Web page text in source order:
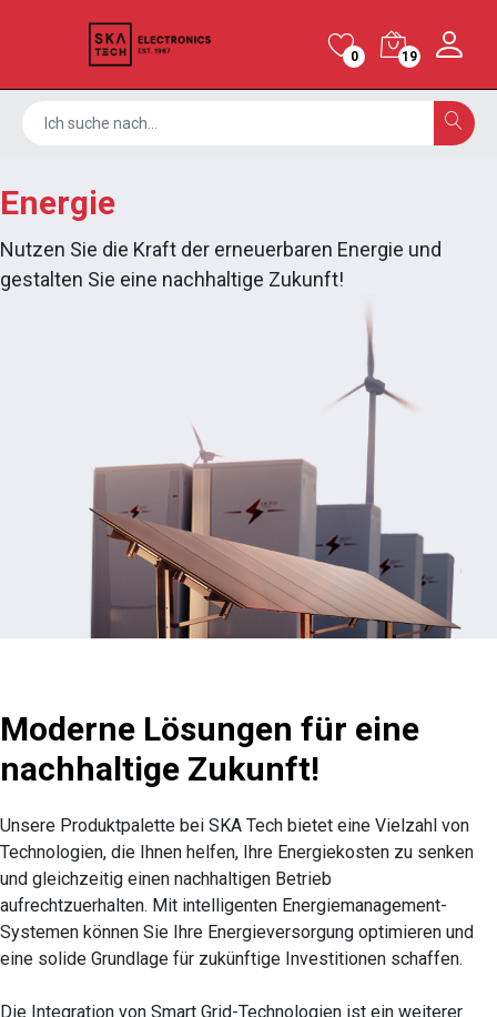
0 19
Energie
Nutzen Sie die Kraft der erneuerbaren Energie und
gestalten Sie eine nachhaltige Zukunft!
Moderne Lösungen für eine
nachhaltige Zukunft!
Unsere Produktpalette bei SKA Tech bietet eine Vielzahl von
Technologien, die Ihnen helfen, Ihre Energiekosten zu senken
und gleichzeitig einen nachhaltigen Betrieb
aufrechtzuerhalten. Mit intelligenten Energiemanagement-
Systemen können Sie Ihre Energieversorgung optimieren und
eine solide Grundlage für zukünftige Investitionen schaffen.
Die Integration von Smart Grid-Technologien ist ein weiterer